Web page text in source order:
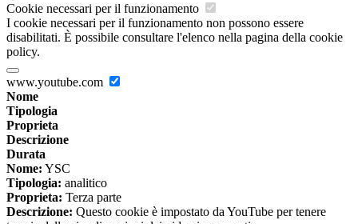
Cookie necessari per il funzionamento
I cookie necessari per il funzionamento non possono essere
disabilitati. È possibile consultare l'elenco nella pagina della cookie
policy.
www.youtube.com
Nome
Tipologia
Proprieta
Descrizione
Durata
Nome: YSC
Tipologia: analitico
Proprieta: Terza parte
Descrizione: Questo cookie è impostato da YouTube per tenere